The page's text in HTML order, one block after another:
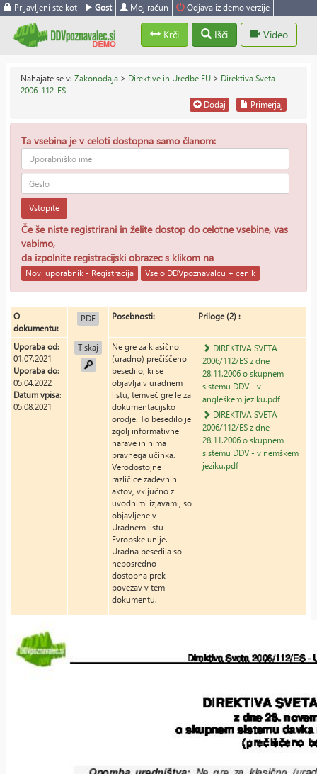
Prijavljeni ste kot Gost Moj račun Odjava iz demo verzije
Krči Išči Video
Nahajate se v: Zakonodaja > Direktive in Uredbe EU > Direktiva Sveta
2006-112-ES
Primerjaj
Dodaj
Ta vsebina je v celoti dostopna samo članom:
Vstopite
Če še niste registrirani in želite dostop do celotne vsebine, vas
vabimo,
da izpolnite registracijski obrazec s klikom na
Novi uporabnik - Registracija Vse o DDVpoznavalcu + cenik
O
dokumentu:
PDF
Tiskaj
Posebnosti: Priloge (2) :
Uporaba od:
01.07.2021
Uporaba do:
05.04.2022
Datum vpisa:
05.08.2021
Ne gre za klasično
(uradno) prečiščeno
besedilo, ki se
objavlja v uradnem
listu, temveč gre le za
dokumentacijsko
orodje. To besedilo je
zgolj informativne
narave in nima
pravnega učinka.
Verodostojne
različice zadevnih
aktov, vključno z
uvodnimi izjavami, so
objavljene v
Uradnem listu
Evropske unije.
Uradna besedila so
neposredno
dostopna prek
povezav v tem
dokumentu.
DIREKTIVA SVETA
2006/112/ES z dne
28.11.2006 o skupnem
sistemu DDV - v
angleškem jeziku.pdf
DIREKTIVA SVETA
2006/112/ES z dne
28.11.2006 o skupnem
sistemu DDV - v nemškem
jeziku.pdf